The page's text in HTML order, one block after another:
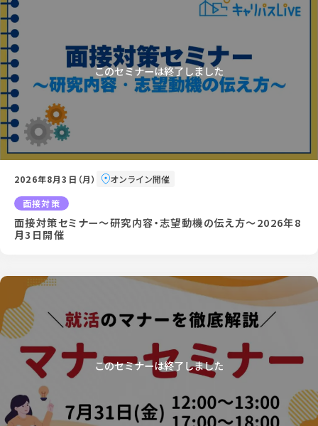
2026年8月3日（月） オンライン開催
面接対策
面接対策セミナー～研究内容・志望動機の伝え方～2026年8
月3日開催